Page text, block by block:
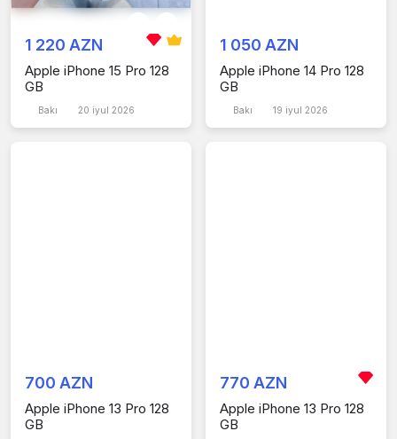
1 220 AZN
Apple iPhone 15 Pro 128
GB
Bakı 20 iyul 2026
1 050 AZN
Apple iPhone 14 Pro 128
GB
Bakı 19 iyul 2026
700 AZN
Apple iPhone 13 Pro 128
GB
770 AZN
Apple iPhone 13 Pro 128
GB